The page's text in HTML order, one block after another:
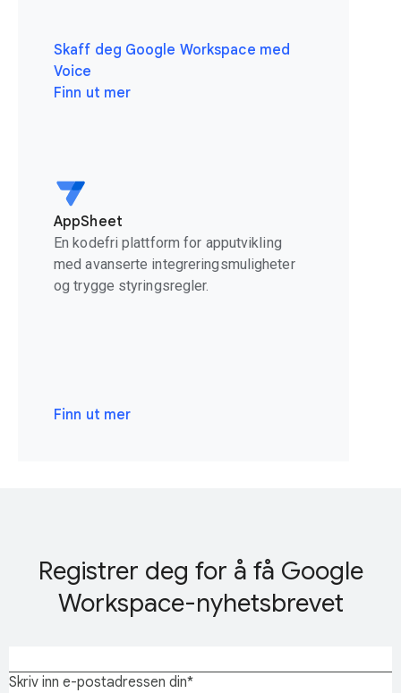
Skaff deg Google Workspace med
Voice
Finn ut mer
AppSheet
En kodefri plattform for apputvikling
med avanserte integreringsmuligheter
og trygge styringsregler.
Finn ut mer
Registrer deg for å få Google
Workspace-nyhetsbrevet
Skriv inn e-postadressen din